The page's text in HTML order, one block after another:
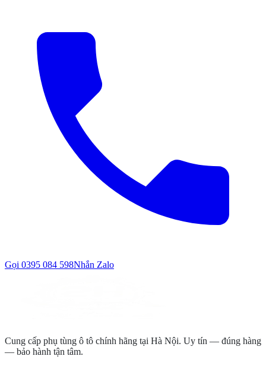
Gọi 0395 084 598Nhắn Zalo
Cung cấp phụ tùng ô tô chính hãng tại Hà Nội. Uy tín — đúng hàng
— bảo hành tận tâm.